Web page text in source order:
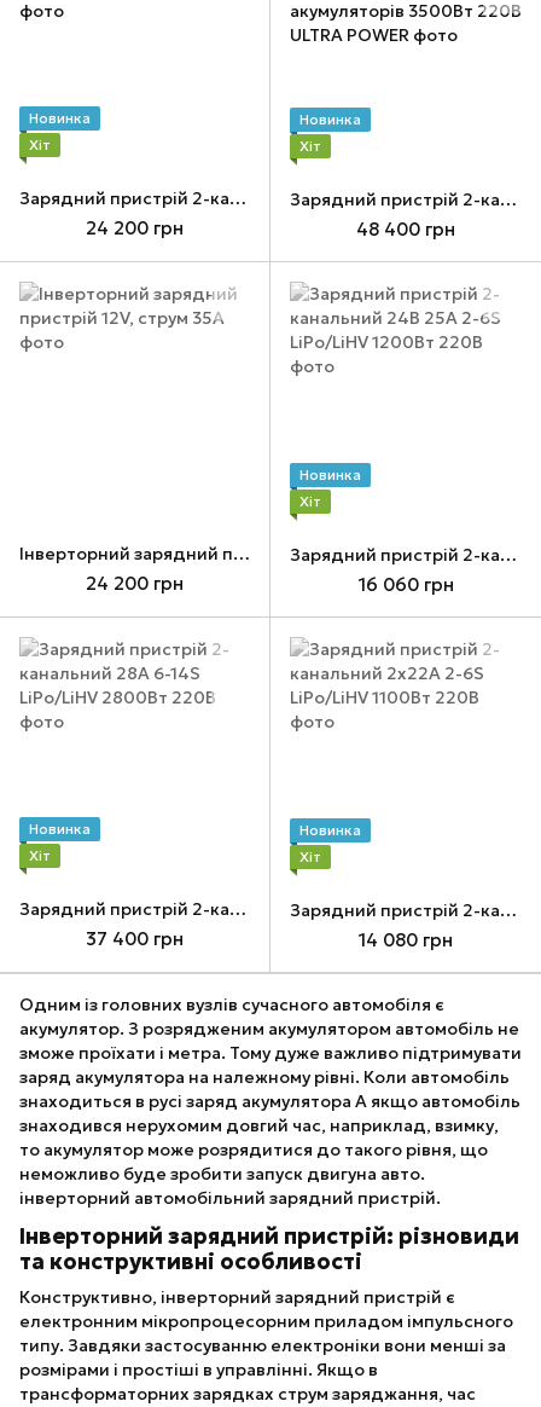
Новинка
Хіт
Зарядний пристрій 2-канальний 15А 6-12S LiPo/LiHV 1200Вт 220В
24 200 грн
Новинка
Хіт
Зарядний пристрій 2-канальний 35А 12-28S LiPo/LiHV/розумних акумуляторів 3500Вт 220В ULTRA POWER
48 400 грн
Інверторний зарядний пристрій 12V, струм 35A
24 200 грн
Новинка
Хіт
Зарядний пристрій 2-канальний 24В 25А 2-6S LiPo/LiHV 1200Вт 220В
16 060 грн
Новинка
Хіт
Зарядний пристрій 2-канальний 28А 6-14S LiPo/LiHV 2800Вт 220В
37 400 грн
Новинка
Хіт
Зарядний пристрій 2-канальний 2x22А 2-6S LiPo/LiHV 1100Вт 220В
14 080 грн
Одним із головних вузлів сучасного автомобіля є
акумулятор. З розрядженим акумулятором автомобіль не
зможе проїхати і метра. Тому дуже важливо підтримувати
заряд акумулятора на належному рівні. Коли автомобіль
знаходиться в русі заряд акумулятора А якщо автомобіль
знаходився нерухомим довгий час, наприклад, взимку,
то акумулятор може розрядитися до такого рівня, що
неможливо буде зробити запуск двигуна авто.
інверторний автомобільний зарядний пристрій.
Інверторний зарядний пристрій: різновиди
та конструктивні особливості
Конструктивно, інверторний зарядний пристрій є
електронним мікропроцесорним приладом імпульсного
типу. Завдяки застосуванню електроніки вони менші за
розмірами і простіші в управлінні. Якщо в
трансформаторних зарядках струм заряджання, час